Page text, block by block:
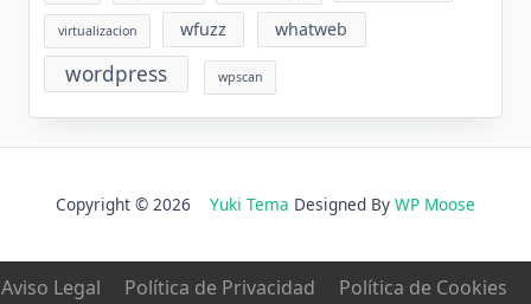
virtualizacion wfuzz whatweb
wordpress wpscan
Copyright © 2026 Yuki Tema Designed By WP Moose
Aviso Legal Política de Privacidad
Política de Cookies